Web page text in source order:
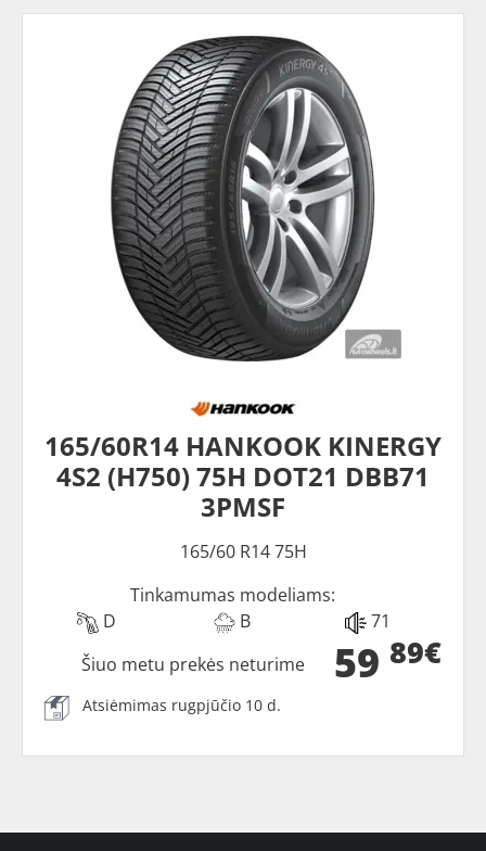
165/60R14 HANKOOK KINERGY
4S2 (H750) 75H DOT21 DBB71
3PMSF
165/60 R14 75H
Tinkamumas modeliams:
D
B 71
59 89€
Šiuo metu prekės neturime
Atsiėmimas rugpjūčio 10 d.